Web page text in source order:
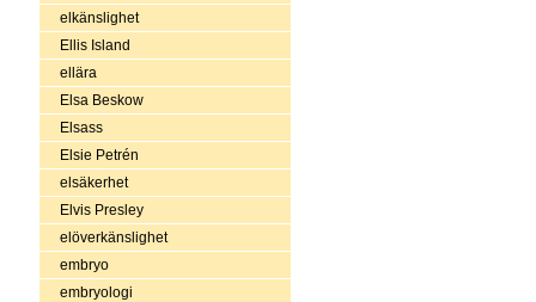
elkänslighet
Ellis Island
ellära
Elsa Beskow
Elsass
Elsie Petrén
elsäkerhet
Elvis Presley
elöverkänslighet
embryo
embryologi